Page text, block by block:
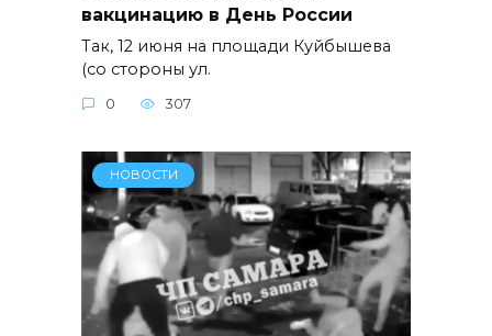
вакцинацию в День России
Так, 12 июня на площади Куйбышева
(со стороны ул.
0 307
НОВОСТИ